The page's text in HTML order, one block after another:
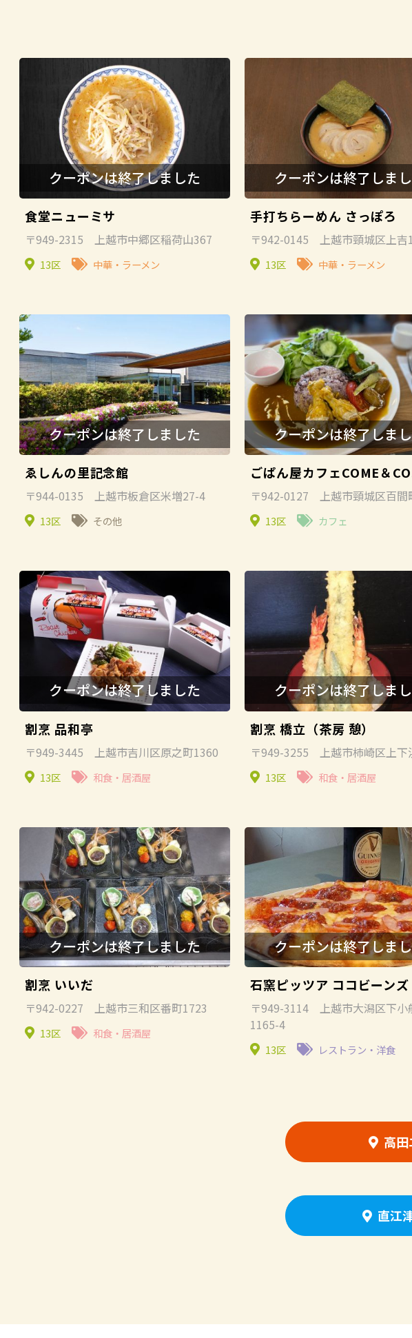
食堂ニューミサ
〒949-2315 上越市中郷区稲荷山367
13区 中華・ラーメン
手打ちらーめん さっぽろ
〒942-0145 上越市頸城区上吉
13区 中華・ラーメン
ゑしんの里記念館
〒944-0135 上越市板倉区米増27-4
13区 その他
ごぱん屋カフェCOME＆
〒942-0127 上越市頸城区百間
13区 カフェ
割烹 品和亭
〒949-3445 上越市吉川区原之町1360
13区 和食・居酒屋
割烹 橋立（茶房 憩）
〒949-3255 上越市柿崎区上下
13区 和食・居酒屋
割烹 いいだ
〒942-0227 上越市三和区番町1723
13区 和食・居酒屋
石窯ピッツア ココビーンズ
〒949-3114 上越市大潟区下小
1165-4
13区 レストラン・洋食
高
直江